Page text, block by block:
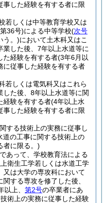
事した経験を有する者に限
若しくは中等教育学校又は
36号)による中等学校(次号
う。)において土木科又はこ
した後、7年以上水道等に
た経験を有する者(3年6月以
に従事した経験を有する者
若しくは電気科又はこれら
した後、8年以上水道等に関
経験を有する者(4年以上水
事した経験を有する者に限
する技術上の実務に従事し
道の工事に関する技術上の
者に限る。)
あって、学校教育法による
衛生工学若しくは水道工学
又は大学の専攻科において
する専攻を修了した後、
上、 第2号の卒業者にあ
術上の実務に従事した経験